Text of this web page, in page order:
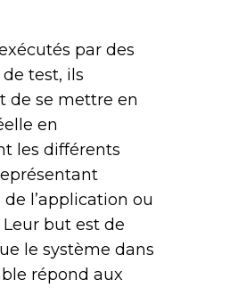
par des
test, ils
de se mettre en
en
les différents
de l’application ou
but est de
le système dans
répond aux